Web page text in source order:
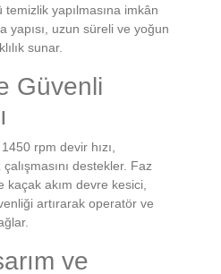
yapılmasına imkân
yapısı, uzun süreli ve yoğun
sunar.
Güvenli
rpm devir hızı,
destekler. Faz
kaçak akım devre kesici,
artırarak operatör ve
ve